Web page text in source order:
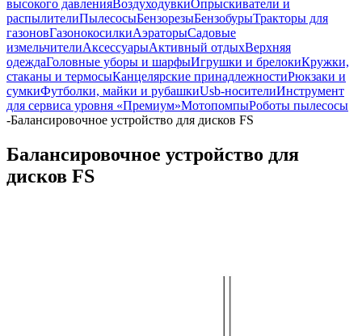
высокого давленияВоздуходувкиОпрыскиватели и
распылителиПылесосыБензорезыБензобурыТракторы для
газоновГазонокосилкиАэраторыСадовые
измельчителиАксессуарыАктивный отдыхВерхняя
одеждаГоловные уборы и шарфыИгрушки и брелокиКружки,
стаканы и термосыКанцелярские принадлежностиРюкзаки и
сумкиФутболки, майки и рубашкиUsb-носителиИнструмент
для сервиса уровня «Премиум»МотопомпыРоботы пылесосы
-Балансировочное устройство для дисков FS
Балансировочное устройство для
дисков FS